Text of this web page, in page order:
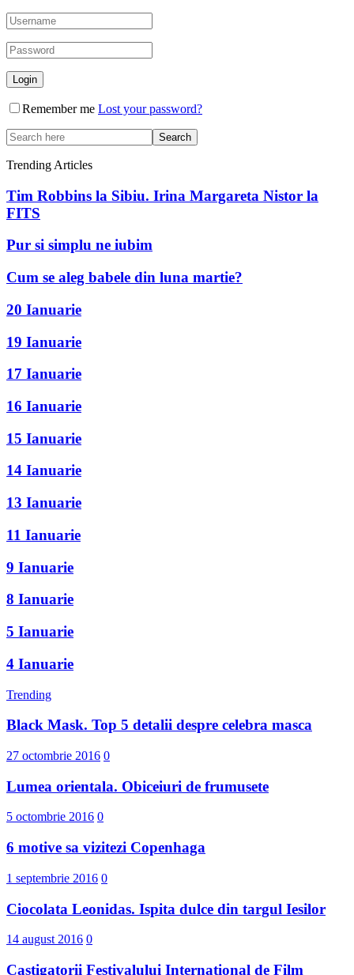
Remember me Lost your password?
Trending Articles
Tim Robbins la Sibiu. Irina Margareta Nistor la
FITS
Pur si simplu ne iubim
Cum se aleg babele din luna martie?
20 Ianuarie
19 Ianuarie
17 Ianuarie
16 Ianuarie
15 Ianuarie
14 Ianuarie
13 Ianuarie
11 Ianuarie
9 Ianuarie
8 Ianuarie
5 Ianuarie
4 Ianuarie
Trending
Black Mask. Top 5 detalii despre celebra masca
27 octombrie 2016 0
Lumea orientala. Obiceiuri de frumusete
5 octombrie 2016 0
6 motive sa vizitezi Copenhaga
1 septembrie 2016 0
Ciocolata Leonidas. Ispita dulce din targul Iesilor
14 august 2016 0
Castigatorii Festivalului International d​e Film